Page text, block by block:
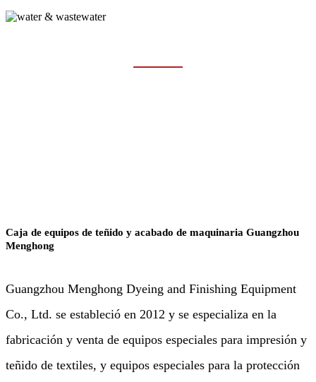
Caja de equipos de teñido y acabado de maquinaria Guangzhou
Menghong
Guangzhou Menghong Dyeing and Finishing Equipment
Co., Ltd. se estableció en 2012 y se especializa en la
fabricación y venta de equipos especiales para impresión y
teñido de textiles, y equipos especiales para la protección